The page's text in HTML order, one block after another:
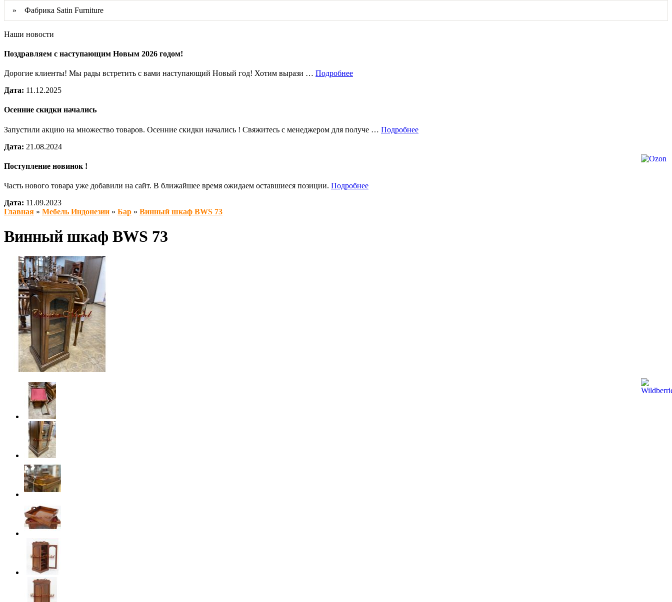
» Фабрика Satin Furniture
Наши новости
Поздравляем с наступающим Новым 2026 годом!
Дорогие клиенты! Мы рады встретить с вами наступающий Новый год! Хотим вырази … Подробнее
Дата: 11.12.2025
Осенние скидки начались
Запустили акцию на множество товаров. Осенние скидки начались ! Свяжитесь с менеджером для получе … Подробнее
Дата: 21.08.2024
Поступление новинок !
Часть нового товара уже добавили на сайт. В ближайшее время ожидаем оставшиеся позиции. Подробнее
Дата: 11.09.2023
Главная » Мебель Индонезии » Бар » Винный шкаф BWS 73
Винный шкаф BWS 73